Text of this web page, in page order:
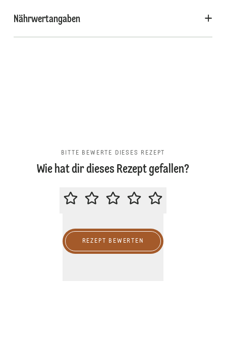
Nährwertangaben
BITTE BEWERTE DIESES REZEPT
Wie hat dir dieses Rezept gefallen?
BITTE BEWERTE DIESES REZEPT
REZEPT BEWERTEN